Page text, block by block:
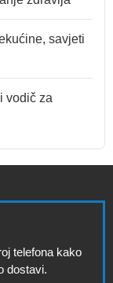
savjeti
vodič za
telefona kako
dostavi.